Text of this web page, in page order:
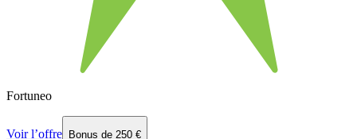
Fortuneo
Voir l’offre Bonus de 250 €